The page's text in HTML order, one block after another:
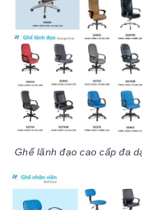
Ghế lãnh đạo cao cấp đa